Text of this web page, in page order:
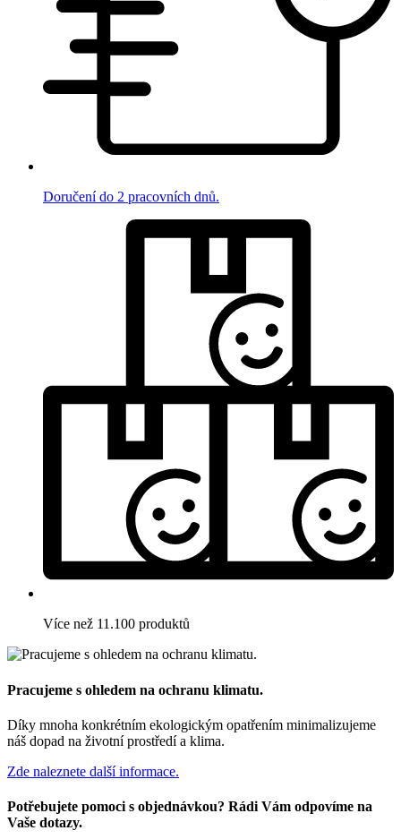
Doručení do 2 pracovních dnů.
Více než 11.100 produktů
Pracujeme s ohledem na ochranu klimatu.
Díky mnoha konkrétním ekologickým opatřením minimalizujeme
náš dopad na životní prostředí a klima.
Zde naleznete další informace.
Potřebujete pomoci s objednávkou? Rádi Vám odpovíme na
Vaše dotazy.